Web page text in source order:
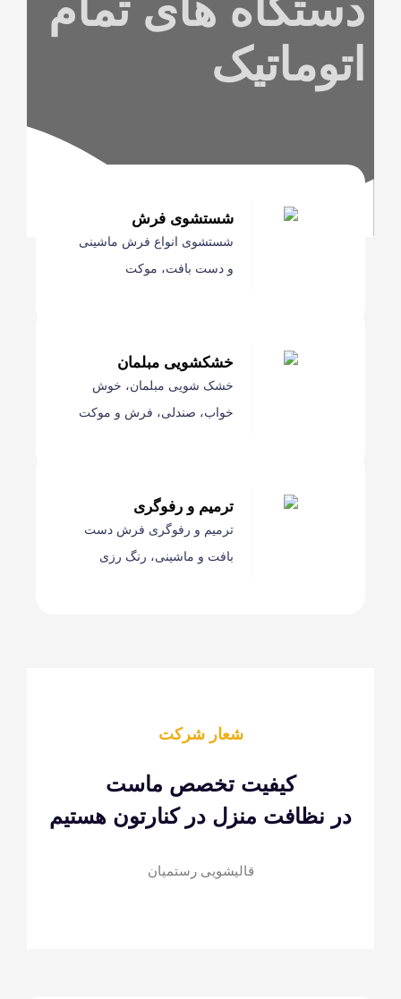
های تمام
شستشوی فرش
شستشوی انواع فرش ماشینی
و دست بافت، موکت
خشکشویی مبلمان
خشک شویی مبلمان، خوش
خواب، صندلی، فرش و موکت
ترمیم و رفوگری
ترمیم و رفوگری فرش دست
بافت و ماشینی، رنگ رزی
کیفیت تخصص ماست
منزل در کنارتون هستیم
قالیشویی رستمیان